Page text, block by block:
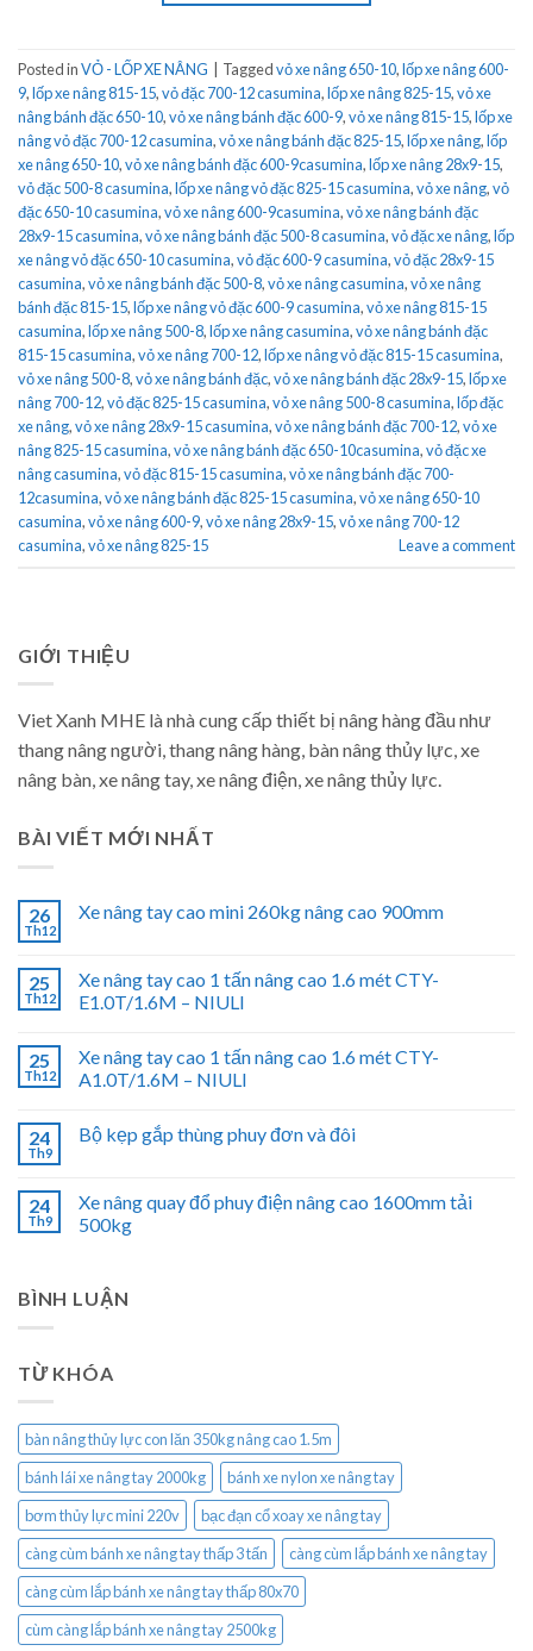
Posted inVỎ - LỐP XE NÂNG Taggedvỏ xe nâng 650-10,lốp xe nâng 600-
9,lốp xe nâng 815-15,vỏ đặc 700-12 casumina,lốp xe nâng 825-15,vỏ xe
nâng bánh đặc 650-10,vỏ xe nâng bánh đặc 600-9,vỏ xe nâng 815-15,lốp xe
nâng vỏ đặc 700-12 casumina,vỏ xe nâng bánh đặc 825-15,lốp xe nâng,lốp
xe nâng 650-10,vỏ xe nâng bánh đặc 600-9casumina,lốp xe nâng 28x9-15,
vỏ đặc 500-8 casumina,lốp xe nâng vỏ đặc 825-15 casumina,vỏ xe nâng,vỏ
đặc 650-10 casumina,vỏ xe nâng 600-9casumina,vỏ xe nâng bánh đặc
28x9-15 casumina,vỏ xe nâng bánh đặc 500-8 casumina,vỏ đặc xe nâng,lốp
xe nâng vỏ đặc 650-10 casumina,vỏ đặc 600-9 casumina,vỏ đặc 28x9-15
casumina,vỏ xe nâng bánh đặc 500-8,vỏ xe nâng casumina,vỏ xe nâng
bánh đặc 815-15,lốp xe nâng vỏ đặc 600-9 casumina,vỏ xe nâng 815-15
casumina,lốp xe nâng 500-8,lốp xe nâng casumina,vỏ xe nâng bánh đặc
815-15 casumina,vỏ xe nâng 700-12,lốp xe nâng vỏ đặc 815-15 casumina,
vỏ xe nâng 500-8,vỏ xe nâng bánh đặc,vỏ xe nâng bánh đặc 28x9-15,lốp xe
nâng 700-12,vỏ đặc 825-15 casumina,vỏ xe nâng 500-8 casumina,lốp đặc
xe nâng,vỏ xe nâng 28x9-15 casumina,vỏ xe nâng bánh đặc 700-12,vỏ xe
nâng 825-15 casumina,vỏ xe nâng bánh đặc 650-10casumina,vỏ đặc xe
nâng casumina,vỏ đặc 815-15 casumina,vỏ xe nâng bánh đặc 700-
12casumina,vỏ xe nâng bánh đặc 825-15 casumina,vỏ xe nâng 650-10
casumina,vỏ xe nâng 600-9,vỏ xe nâng 28x9-15,vỏ xe nâng 700-12
casumina,vỏ xe nâng 825-15 Leave a comment
GIỚI THIỆU
Viet Xanh MHE là nhà cung cấp thiết bị nâng hàng đầu như
thang nâng người, thang nâng hàng, bàn nâng thủy lực, xe
nâng bàn, xe nâng tay, xe nâng điện, xe nâng thủy lực.
BÀI VIẾT MỚI NHẤT
26
Th12
Xe nâng tay cao mini 260kg nâng cao 900mm
25
Th12
Xe nâng tay cao 1 tấn nâng cao 1.6 mét CTY-
E1.0T/1.6M – NIULI
25
Th12
Xe nâng tay cao 1 tấn nâng cao 1.6 mét CTY-
A1.0T/1.6M – NIULI
24
Th9
Bộ kẹp gắp thùng phuy đơn và đôi
24
Th9
Xe nâng quay đổ phuy điện nâng cao 1600mm tải
500kg
BÌNH LUẬN
TỪ KHÓA
bàn nâng thủy lực con lăn 350kg nâng cao 1.5m
bánh lái xe nâng tay 2000kg
bánh xe nylon xe nâng tay
bơm thủy lực mini 220v
bạc đạn cổ xoay xe nâng tay
càng cùm bánh xe nâng tay thấp 3 tấn
càng cùm lắp bánh xe nâng tay
càng cùm lắp bánh xe nâng tay thấp 80x70
cùm càng lắp bánh xe nâng tay 2500kg